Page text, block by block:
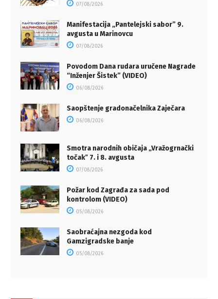
07/08/2026
Manifestacija „Pantelejski sabor” 9.
avgusta u Marinovcu
07/08/2026
Povodom Dana rudara uručene Nagrade
“Inženjer Šistek” (VIDEO)
06/08/2026
Saopštenje gradonačelnika Zaječara
06/08/2026
Smotra narodnih običaja „Vražogrnački
točakˮ 7. i 8. avgusta
07/08/2026
Požar kod Zagrađa za sada pod
kontrolom (VIDEO)
05/08/2026
Saobraćajna nezgoda kod
Gamzigradske banje
05/08/2026